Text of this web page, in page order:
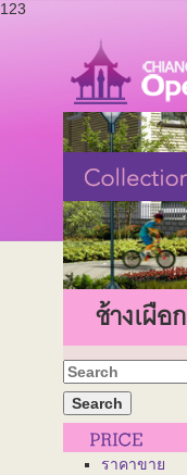
123
ช้างเผือก
ราคาขาย